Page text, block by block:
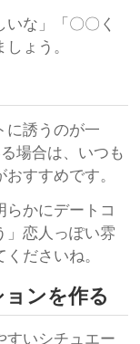
な」「〇〇く
ょう。
に誘うのが一
場合は、いつも
すすめです。
らかにデートコ
」恋人っぽい雰
ださいね。
ンを作る
すいシチュエー